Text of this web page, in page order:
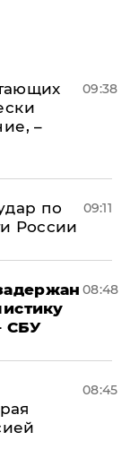
–
09:38
по
России
09:11
СБУ
08:48
08:45